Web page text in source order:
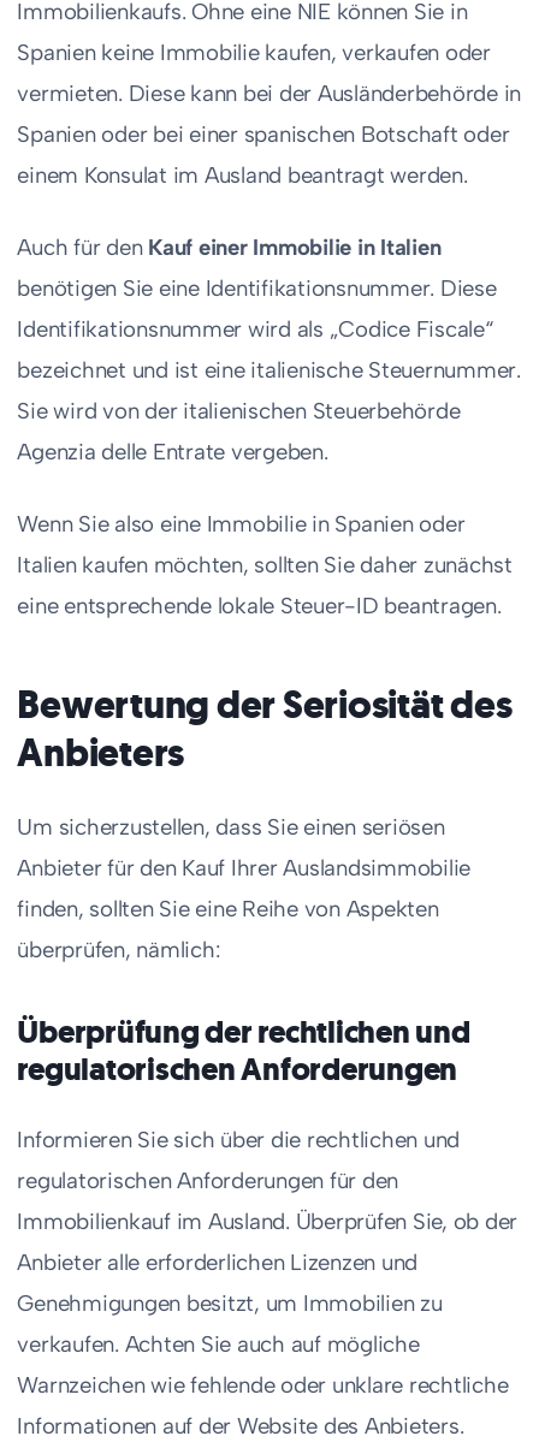
Immobilienkaufs. Ohne eine NIE können Sie in
Spanien keine Immobilie kaufen, verkaufen oder
vermieten. Diese kann bei der Ausländerbehörde in
Spanien oder bei einer spanischen Botschaft oder
einem Konsulat im Ausland beantragt werden.
Auch für den Kauf einer Immobilie in Italien
benötigen Sie eine Identifikationsnummer. Diese
Identifikationsnummer wird als „Codice Fiscale“
bezeichnet und ist eine italienische Steuernummer.
Sie wird von der italienischen Steuerbehörde
Agenzia delle Entrate vergeben.
Wenn Sie also eine Immobilie in Spanien oder
Italien kaufen möchten, sollten Sie daher zunächst
eine entsprechende lokale Steuer-ID beantragen.
Bewertung der Seriosität des
Anbieters
Um sicherzustellen, dass Sie einen seriösen
Anbieter für den Kauf Ihrer Auslandsimmobilie
finden, sollten Sie eine Reihe von Aspekten
überprüfen, nämlich:
Überprüfung der rechtlichen und
regulatorischen Anforderungen
Informieren Sie sich über die rechtlichen und
regulatorischen Anforderungen für den
Immobilienkauf im Ausland. Überprüfen Sie, ob der
Anbieter alle erforderlichen Lizenzen und
Genehmigungen besitzt, um Immobilien zu
verkaufen. Achten Sie auch auf mögliche
Warnzeichen wie fehlende oder unklare rechtliche
Informationen auf der Website des Anbieters.